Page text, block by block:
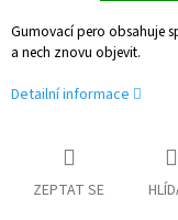
Gumovací pero obsahuje
a nech znovu objevit.
Detailní informace
ZEPTAT SE